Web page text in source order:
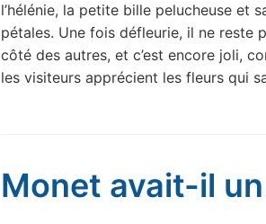
l’hélénie, la petite bille pelucheuse et
pétales. Une fois défleurie, il ne reste
côté des autres, et c’est encore joli,
les visiteurs apprécient les fleurs qui
Monet avait-il